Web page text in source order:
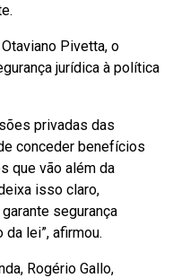
Pivetta, o
jurídica à política
privadas das
conceder benefícios
que vão além da
isso claro,
segurança
lei”, afirmou.
Rogério Gallo,